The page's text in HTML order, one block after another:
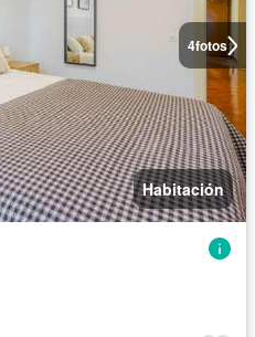
4fotos
Habitación